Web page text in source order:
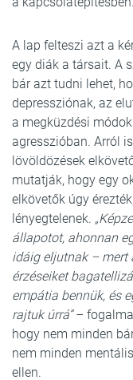
A lap felteszi azt a
egy diák a társait. A
bár azt tudni lehet,
depressziónak, az
a megküzdési
agresszióban. Arról
lövöldözések
mutatják, hogy egy
elkövetők úgy
lényegtelenek.
állapotot, ahonnan
idáig eljutnak – mert
érzéseiket
empátia bennük, és
rajtuk úrrá”–
hogy nem minden
nem minden
ellen.